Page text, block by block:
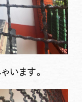
います。